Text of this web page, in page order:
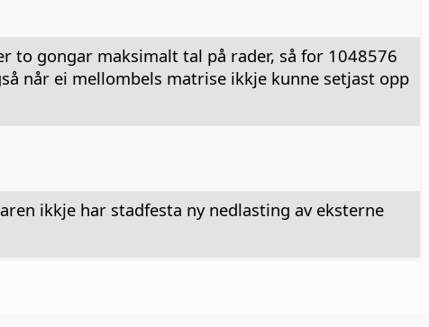
to gongar maksimalt tal på rader, så for 1048576
når ei mellombels matrise ikkje kunne setjast opp
ikkje har stadfesta ny nedlasting av eksterne